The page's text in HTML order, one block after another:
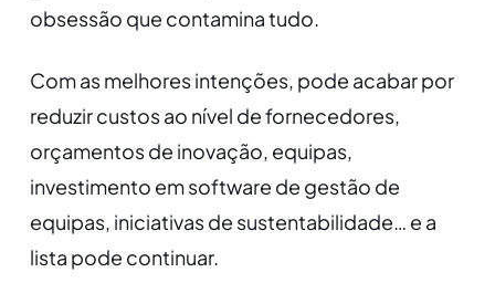
obsessão que contamina tudo.
Com as melhores intenções, pode acabar por
reduzir custos ao nível de fornecedores,
orçamentos de inovação, equipas,
investimento em software de gestão de
equipas, iniciativas de sustentabilidade… e a
lista pode continuar.